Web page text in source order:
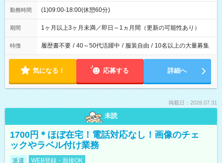
勤務時間 (1)09:00-18:00(休憩60分)
期間 1ヶ月以上3ヶ月未満／即日～1ヵ月間（更新の可能性あり）
特徴 履歴書不要 / 40～50代活躍中 / 服装自由 / 10名以上の大量募集
気になる！ 応募する 詳細へ
掲載日：2026.07.31
未読
1700円＊ほぼ在宅！電話対応なし！画像のチェ
ックやラベル付け業務
派遣 WEB登録・面接OK